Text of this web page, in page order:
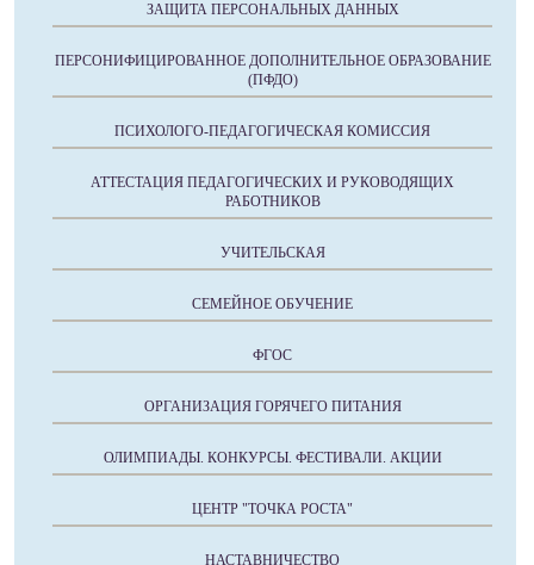
ЗАЩИТА ПЕРСОНАЛЬНЫХ ДАННЫХ
ПЕРСОНИФИЦИРОВАННОЕ ДОПОЛНИТЕЛЬНОЕ ОБРАЗОВАНИЕ
(ПФДО)
ПСИХОЛОГО-ПЕДАГОГИЧЕСКАЯ КОМИССИЯ
АТТЕСТАЦИЯ ПЕДАГОГИЧЕСКИХ И РУКОВОДЯЩИХ
РАБОТНИКОВ
УЧИТЕЛЬСКАЯ
СЕМЕЙНОЕ ОБУЧЕНИЕ
ФГОС
ОРГАНИЗАЦИЯ ГОРЯЧЕГО ПИТАНИЯ
ОЛИМПИАДЫ. КОНКУРСЫ. ФЕСТИВАЛИ. АКЦИИ
ЦЕНТР "ТОЧКА РОСТА"
НАСТАВНИЧЕСТВО